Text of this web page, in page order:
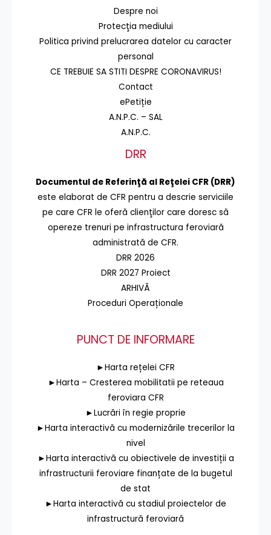
Despre noi
Protecţia mediului
Politica privind prelucrarea datelor cu caracter
personal
CE TREBUIE SA STITI DESPRE CORONAVIRUS!
Contact
ePetiție
A.N.P.C. – SAL
A.N.P.C.
DRR
Documentul de Referinţă al Reţelei CFR (DRR)
este elaborat de CFR pentru a descrie serviciile
pe care CFR le oferă clienţilor care doresc să
opereze trenuri pe infrastructura feroviară
administrată de CFR.
DRR 2026
DRR 2027 Proiect
ARHIVĂ
Proceduri Operaționale
PUNCT DE INFORMARE
►Harta rețelei CFR
►Harta – Cresterea mobilitatii pe reteaua
feroviara CFR
►Lucrări în regie proprie
►Harta interactivă cu modernizările trecerilor la
nivel
►Harta interactivă cu obiectivele de investiții a
infrastructurii feroviare finanțate de la bugetul
de stat
►Harta interactivă cu stadiul proiectelor de
infrastructură feroviară